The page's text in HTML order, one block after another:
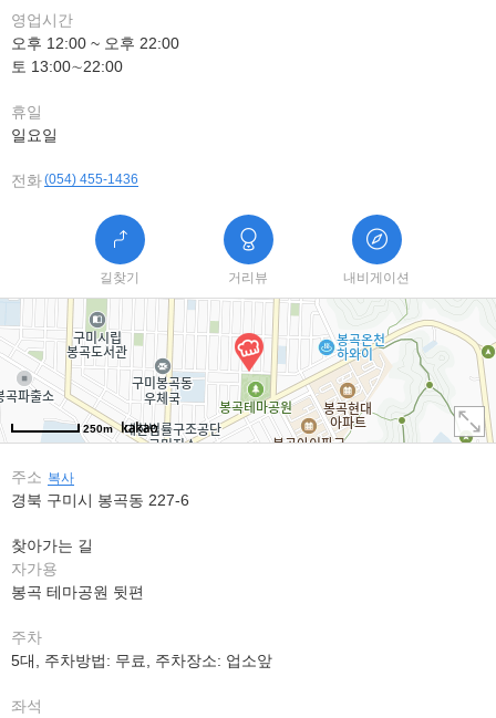
영업시간
오후 12:00 ~ 오후 22:00
토 13:00∼22:00
휴일
일요일
전화(054) 455-1436
길찾기 거리뷰 내비게이션
250m
주소 복사
경북 구미시 봉곡동 227-6
찾아가는 길
자가용
봉곡 테마공원 뒷편
주차
5대, 주차방법: 무료, 주차장소: 업소앞
좌석